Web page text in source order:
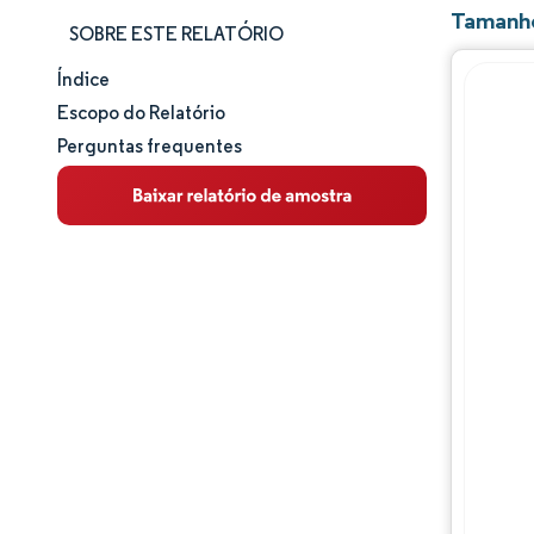
SOBRE ESTE RELATÓRIO
Tamanho e participação de mercado
Análise de mercado
Tendências e insights
Índice
Escopo do Relatório
Perguntas frequentes